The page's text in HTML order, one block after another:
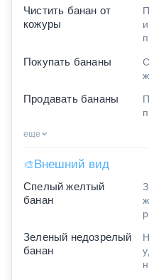
Чистить банан от
кожуры
Покупать бананы
Продавать бананы
еще
🎨Внешний вид
Спелый желтый
банан
Зеленый недозрелый
банан